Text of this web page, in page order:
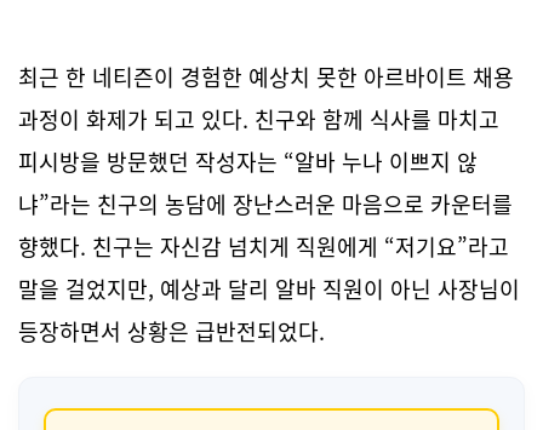
최근 한 네티즌이 경험한 예상치 못한 아르바이트 채용
과정이 화제가 되고 있다. 친구와 함께 식사를 마치고
피시방을 방문했던 작성자는 “알바 누나 이쁘지 않
냐”라는 친구의 농담에 장난스러운 마음으로 카운터를
향했다. 친구는 자신감 넘치게 직원에게 “저기요”라고
말을 걸었지만, 예상과 달리 알바 직원이 아닌 사장님이
등장하면서 상황은 급반전되었다.